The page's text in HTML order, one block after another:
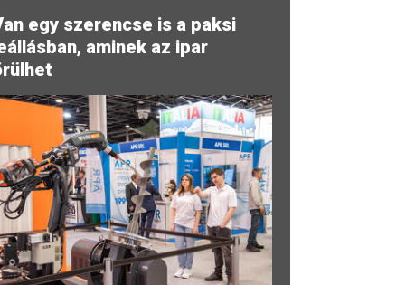
egy szerencse is a paksi
aminek az ipar